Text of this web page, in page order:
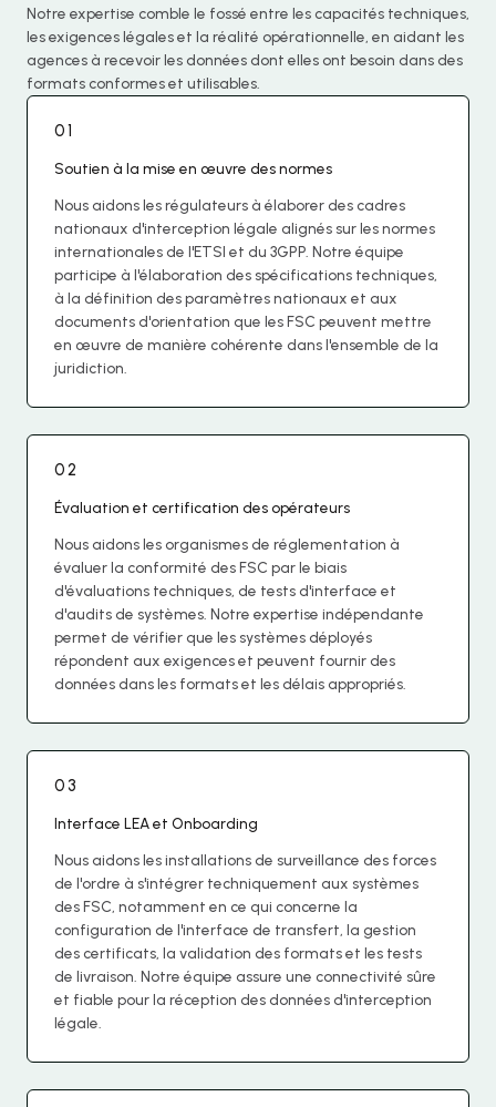
Notre expertise comble le fossé entre les capacités techniques,
les exigences légales et la réalité opérationnelle, en aidant les
agences à recevoir les données dont elles ont besoin dans des
formats conformes et utilisables.
01
Soutien à la mise en œuvre des normes
Nous aidons les régulateurs à élaborer des cadres
nationaux d'interception légale alignés sur les normes
internationales de l'ETSI et du 3GPP. Notre équipe
participe à l'élaboration des spécifications techniques,
à la définition des paramètres nationaux et aux
documents d'orientation que les FSC peuvent mettre
en œuvre de manière cohérente dans l'ensemble de la
juridiction.
02
Évaluation et certification des opérateurs
Nous aidons les organismes de réglementation à
évaluer la conformité des FSC par le biais
d'évaluations techniques, de tests d'interface et
d'audits de systèmes. Notre expertise indépendante
permet de vérifier que les systèmes déployés
répondent aux exigences et peuvent fournir des
données dans les formats et les délais appropriés.
03
Interface LEA et Onboarding
Nous aidons les installations de surveillance des forces
de l'ordre à s'intégrer techniquement aux systèmes
des FSC, notamment en ce qui concerne la
configuration de l'interface de transfert, la gestion
des certificats, la validation des formats et les tests
de livraison. Notre équipe assure une connectivité sûre
et fiable pour la réception des données d'interception
légale.